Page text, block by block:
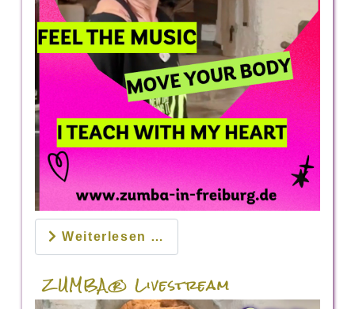
Weiterlesen …
ZUMBA® Livestream